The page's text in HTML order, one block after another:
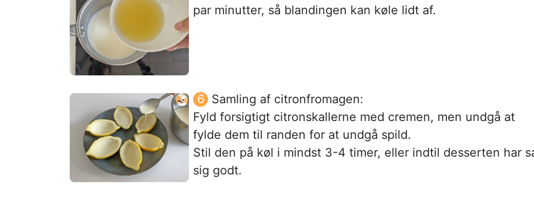
par minutter, så blandingen kan køle lidt af.
Samling af citronfromagen:
Fyld forsigtigt citronskallerne med cremen, men undgå at
fylde dem til randen for at undgå spild.
Stil den på køl i mindst 3-4 timer, eller indtil desserten har
sig godt.